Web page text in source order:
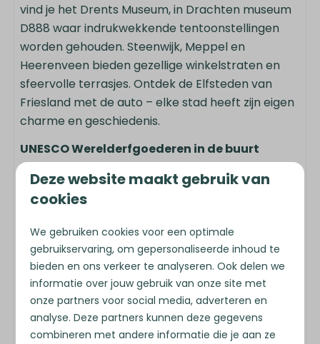
vind je het Drents Museum, in Drachten museum
D888 waar indrukwekkende tentoonstellingen
worden gehouden. Steenwijk, Meppel en
Heerenveen bieden gezellige winkelstraten en
sfeervolle terrasjes. Ontdek de Elfsteden van
Friesland met de auto – elke stad heeft zijn eigen
charme en geschiedenis.
UNESCO Werelderfgoederen in de buurt
In de omgeving vind je maar liefst vier UNESCO
werelderfgoederen:
Frederiksoord en/of Veenhuizen, op 6 kilometer
afstand. Diverse activiteiten, fiets- en
wandelroutes zijn verkrijgbaar in de receptie.
· Het Ir. Woudagemaal in Lemmer
· Het Planetarium in Franeker
Deze website maakt gebruik van
cookies
We gebruiken cookies voor een optimale
gebruikservaring, om gepersonaliseerde inhoud te
bieden en ons verkeer te analyseren. Ook delen we
informatie over jouw gebruik van onze site met
onze partners voor social media, adverteren en
analyse. Deze partners kunnen deze gegevens
combineren met andere informatie die je aan ze